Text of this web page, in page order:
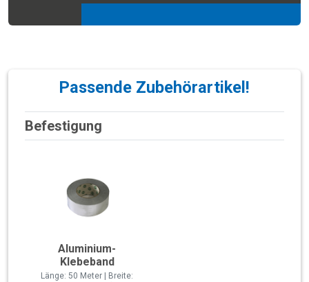
Passende Zubehörartikel!
Befestigung
Aluminium-
Klebeband
Länge: 50 Meter | Breite: